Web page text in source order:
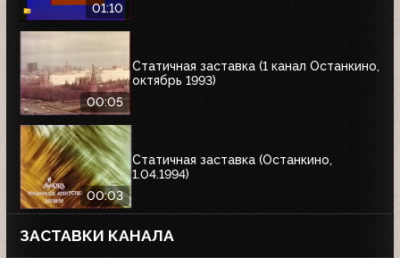
01:10
00:05
Статичная заставка (1 канал Останкино,
октябрь 1993)
00:03
Статичная заставка (Останкино,
1.04.1994)
ЗАСТАВКИ КАНАЛА